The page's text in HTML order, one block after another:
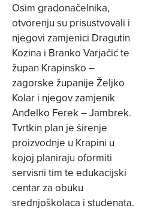
Osim gradonačelnika,
otvorenju su prisustvovali i
njegovi zamjenici Dragutin
Kozina i Branko Varjačić te
župan Krapinsko –
zagorske županije Željko
Kolar i njegov zamjenik
Anđelko Ferek – Jambrek.
Tvrtkin plan je širenje
proizvodnje u Krapini u
kojoj planiraju oformiti
servisni tim te edukacijski
centar za obuku
srednjoškolaca i studenata.